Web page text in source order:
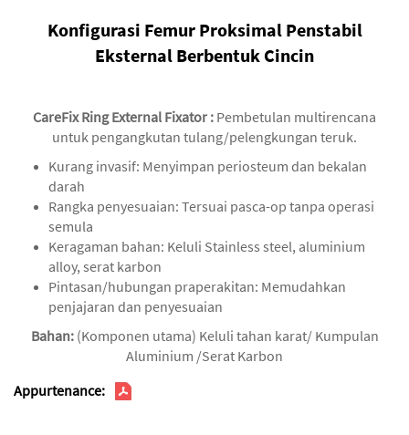
Konfigurasi Femur Proksimal Penstabil
Eksternal Berbentuk Cincin
CareFix Ring External Fixator ‌: Pembetulan multirencana
untuk pengangkutan tulang/pelengkungan teruk.
Kurang invasif: Menyimpan periosteum dan bekalan
darah
‌Rangka penyesuaian‌: Tersuai pasca-op tanpa operasi
semula
Keragaman bahan: Keluli Stainless steel, aluminium
alloy, serat karbon
‌Pintasan/hubungan praperakitan‌: Memudahkan
penjajaran dan penyesuaian
Bahan: (Komponen utama) Keluli tahan karat/ Kumpulan
Aluminium /Serat Karbon
Appurtenance: